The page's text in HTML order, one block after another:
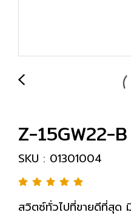
Z-15GW22-B
SKU : 01301004
สวิตซ์ทั่วไปที่ขายดีที่สุด